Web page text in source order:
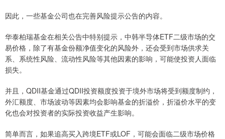
因此，一些基金公司也在完善风险提示公告的内容。
华泰柏瑞基金在相关公告中特别提示，中韩半导体ETF二级市场的交
易价格，除了有基金份额净值变化的风险外，还会受到市场供求关
系、系统性风险、流动性风险等其他因素的影响，可能使投资人面临
损失。
并且，QDII基金通过QDII投资额度投资于境外市场将受到额度制约，
外汇额度、市场波动等因素均会影响基金的折溢价，折溢价水平的变
化也会对投资者的实际投资收益产生影响。
简单而言，如果追高买入跨境ETF或LOF，可能会面临二级市场价格